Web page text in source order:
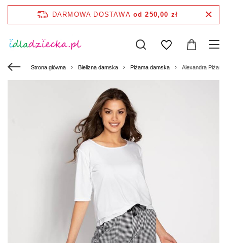
DARMOWA DOSTAWA od 250,00 zł
Strona główna Bielizna damska Piżama damska Alexandra